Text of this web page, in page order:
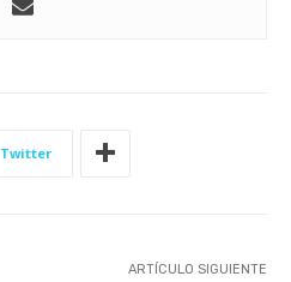
Twitter
ARTÍCULO SIGUIENTE